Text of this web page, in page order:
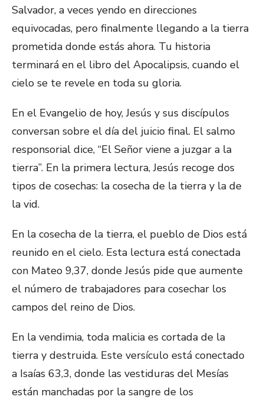
Salvador, a veces yendo en direcciones
equivocadas, pero finalmente llegando a la tierra
prometida donde estás ahora. Tu historia
terminará en el libro del Apocalipsis, cuando el
cielo se te revele en toda su gloria.
En el Evangelio de hoy, Jesús y sus discípulos
conversan sobre el día del juicio final. El salmo
responsorial dice, “El Señor viene a juzgar a la
tierra”. En la primera lectura, Jesús recoge dos
tipos de cosechas: la cosecha de la tierra y la de
la vid.
En la cosecha de la tierra, el pueblo de Dios está
reunido en el cielo. Esta lectura está conectada
con Mateo 9,37, donde Jesús pide que aumente
el número de trabajadores para cosechar los
campos del reino de Dios.
En la vendimia, toda malicia es cortada de la
tierra y destruida. Este versículo está conectado
a Isaías 63,3, donde las vestiduras del Mesías
están manchadas por la sangre de los